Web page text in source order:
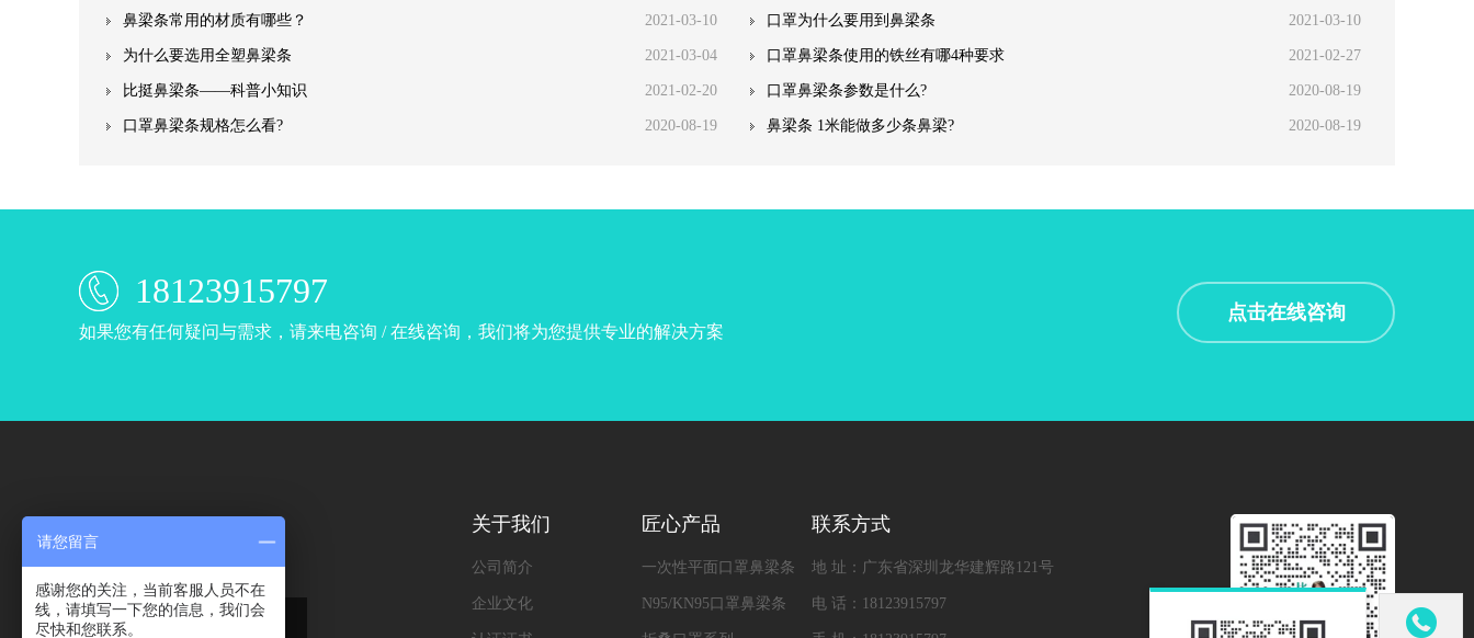
鼻梁条常用的材质有哪些？ 2021-03-10 口罩为什么要用到鼻梁条 2021-03-10
为什么要选用全塑鼻梁条 2021-03-04 口罩鼻梁条使用的铁丝有哪4种要求 2021-02-27
比挺鼻梁条——科普小知识 2021-02-20 口罩鼻梁条参数是什么? 2020-08-19
口罩鼻梁条规格怎么看? 2020-08-19 鼻梁条 1米能做多少条鼻梁? 2020-08-19
18123915797
如果您有任何疑问与需求，请来电咨询 / 在线咨询，我们将为您提供专业的解决方案
点击在线咨询
专注口罩鼻梁条
关于我们
公司简介
企业文化
匠心产品
一次性平面口罩鼻梁条
N95/KN95口罩鼻梁条
联系方式
地 址：广东省深圳龙华建辉路121号
电 话：18123915797

请您留言
感谢您的关注，当前客服人员不在
线，请填写一下您的信息，我们会
尽快和您联系。